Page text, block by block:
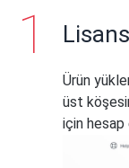
Ürün
üst
için hesap